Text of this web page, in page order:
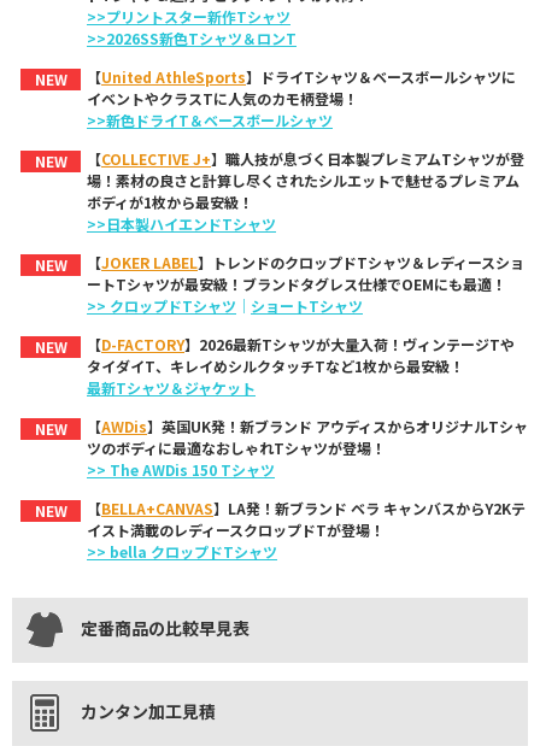
>>プリントスター新作Tシャツ
>>2026SS新色Tシャツ＆ロンT
NEW
【United AthleSports】ドライTシャツ＆ベースボールシャツに
イベントやクラスTに人気のカモ柄登場！
>>新色ドライT＆ベースボールシャツ
NEW
【COLLECTIVE J+】職人技が息づく日本製プレミアムTシャツが登
場！素材の良さと計算し尽くされたシルエットで魅せるプレミアム
ボディが1枚から最安級！
>>日本製ハイエンドTシャツ
NEW
【JOKER LABEL】トレンドのクロップドTシャツ＆レディースショ
ートTシャツが最安級！ブランドタグレス仕様でOEMにも最適！
>> クロップドTシャツ ｜ ショートTシャツ
NEW
【D-FACTORY】2026最新Tシャツが大量入荷！ヴィンテージTや
タイダイT、キレイめシルクタッチTなど1枚から最安級！
最新Tシャツ＆ジャケット
NEW
【AWDis】英国UK発！新ブランド アウディスからオリジナルTシャ
ツのボディに最適なおしゃれTシャツが登場！
>> The AWDis 150 Tシャツ
NEW
【BELLA+CANVAS】LA発！新ブランド ベラ キャンバスからY2Kテ
イスト満載のレディースクロップドTが登場！
>> bella クロップドTシャツ
定番商品の比較早見表
カンタン加工見積